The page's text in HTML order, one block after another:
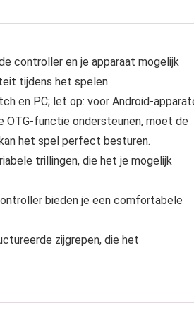
controller en je apparaat mogelijk
tijdens het spelen.
en PC; let op: voor Android-
OTG-functie ondersteunen, moet de
het spel perfect besturen.
trillingen, die het je mogelijk
bieden je een comfortabele
zijgrepen, die het